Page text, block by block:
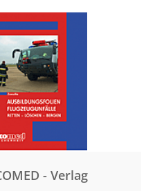
- Verlag